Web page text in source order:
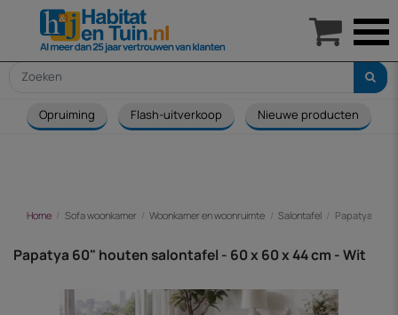
Opruiming Flash-uitverkoop Nieuwe producten
Home Sofa woonkamer Woonkamer en woonruimte Salontafel Papatya 60"
Papatya 60" houten salontafel - 60 x 60 x 44 cm - Wit
